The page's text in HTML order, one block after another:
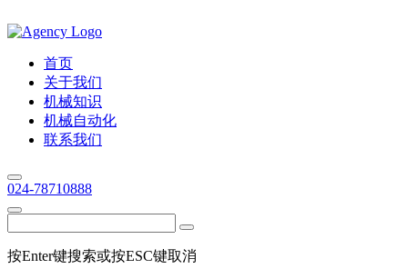
首页
关于我们
机械知识
机械自动化
联系我们
024-78710888
按Enter键搜索或按ESC键取消